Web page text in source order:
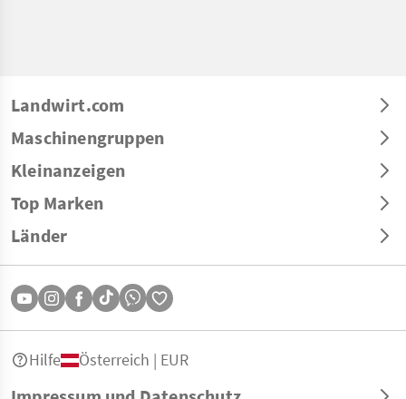
Landwirt.com
Maschinengruppen
Kleinanzeigen
Top Marken
Länder
Hilfe Österreich | EUR